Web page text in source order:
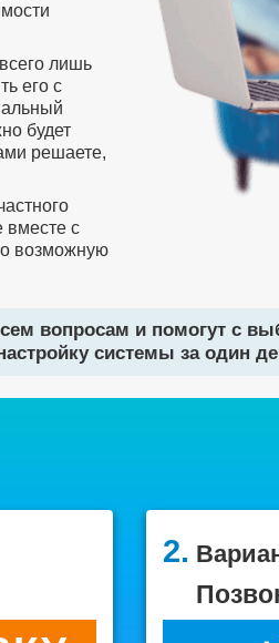
лишь
его с
будет
решаете,
вместе с
возможную
вопросам и помогут с
системы за один
2.